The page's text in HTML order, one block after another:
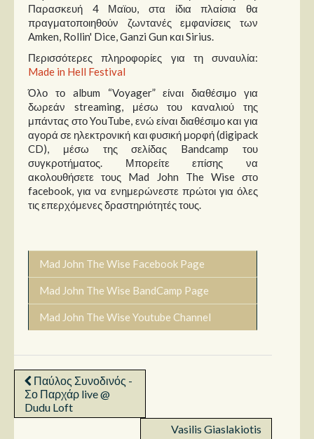
Παρασκευή 4 Μαϊου, στα ίδια πλαίσια θα
πραγματοποιηθούν ζωντανές εμφανίσεις των
Amken, Rollin' Dice, Ganzi Gun και Sirius.
Περισσότερες πληροφορίες για τη συναυλία:
Made in Hell Festival
Όλο το album “Voyager” είναι διαθέσιμο για
δωρεάν streaming, μέσω του καναλιού της
μπάντας στο YouTube, ενώ είναι διαθέσιμο και για
αγορά σε ηλεκτρονική και φυσική μορφή (digipack
CD), μέσω της σελίδας Bandcamp του
συγκροτήματος. Μπορείτε επίσης να
ακολουθήσετε τους Mad John The Wise στο
facebook, για να ενημερώνεστε πρώτοι για όλες
τις επερχόμενες δραστηριότητές τους.
Mad John The Wise Facebook Page
Mad John The Wise BandCamp Page
Mad John The Wise Youtube Channel
Παύλος Συνοδινός -
Σο Παρχάρ live @
Dudu Loft
Vasilis Giaslakiotis